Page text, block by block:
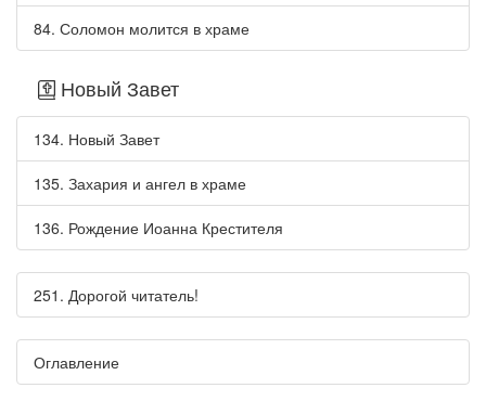
84. Соломон молится в храме
Новый Завет
134. Новый Завет
135. Захария и ангел в храме
136. Рождение Иоанна Крестителя
251. Дорогой читатель!
Оглавление